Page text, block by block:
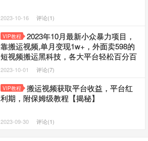
2023-10-16 评论(1)
VIP教程
2023年10月最新小众暴力项目，
靠搬运视频,单月变现1w+，外面卖598的
短视频搬运黑科技，各大平台轻松百分百
过原创
2023-10-01 评论(7)
VIP教程
搬运视频获取平台收益，平台红
利期，附保姆级教程【揭秘】
2023-09-30 评论(1)